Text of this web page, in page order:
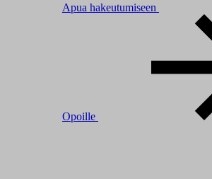
Apua hakeutumiseen
Opoille